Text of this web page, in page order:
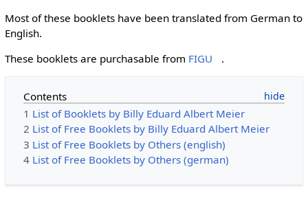
Most of these booklets have been translated from German to
English.
These booklets are purchasable from FIGU .
Contents
1 List of Booklets by Billy Eduard Albert Meier
2 List of Free Booklets by Billy Eduard Albert Meier
3 List of Free Booklets by Others (english)
4 List of Free Booklets by Others (german)